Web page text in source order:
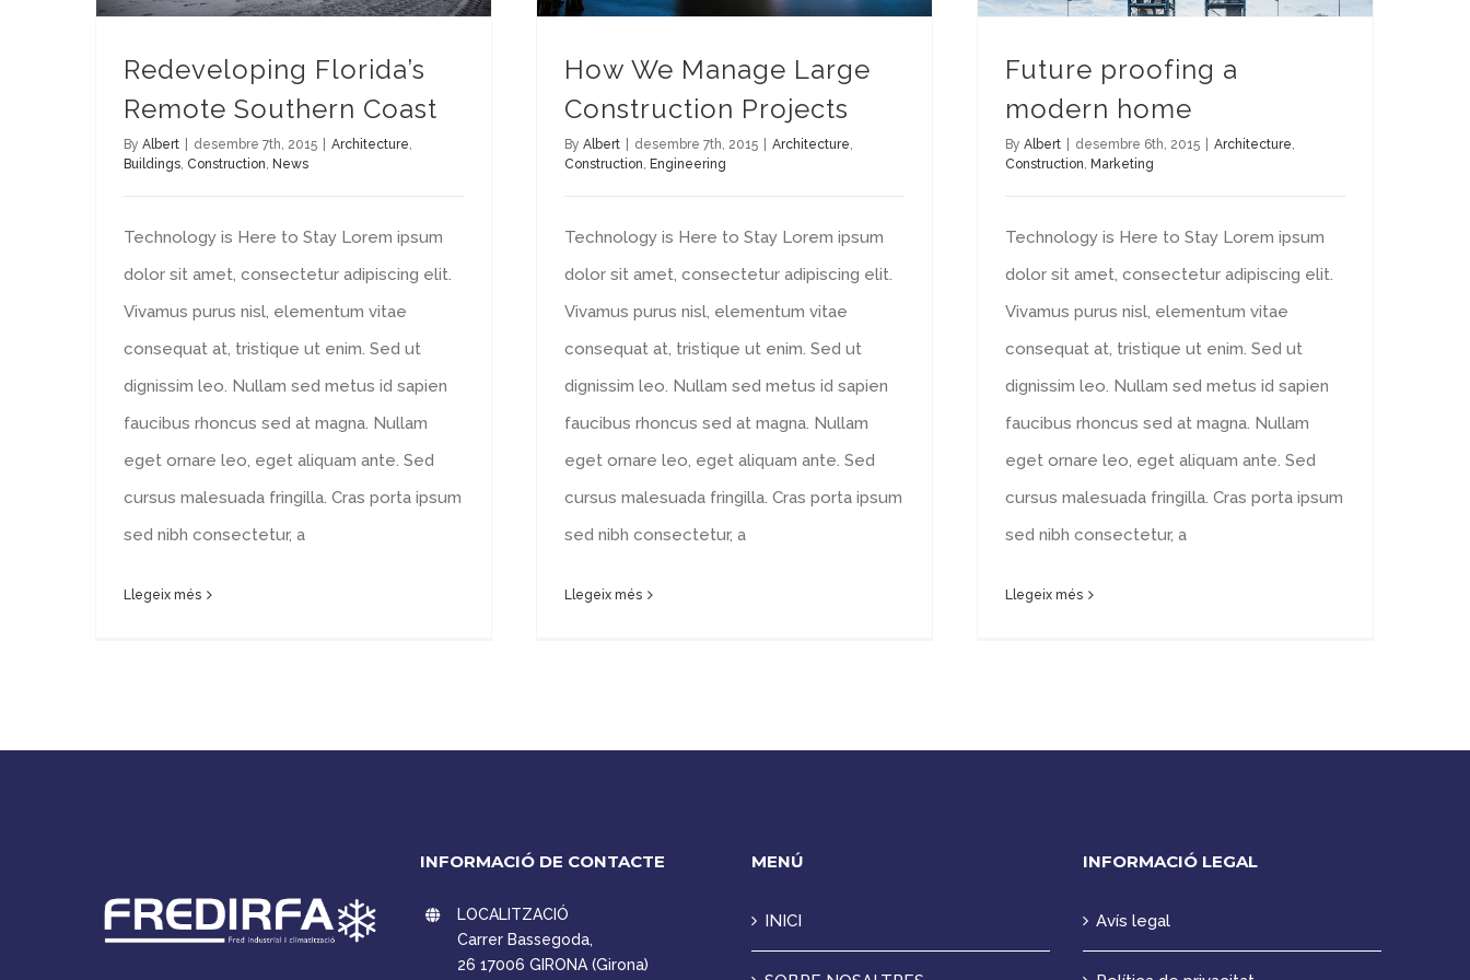
Redeveloping Florida’s
Remote Southern Coast
By Albert desembre 7th, 2015 Architecture,
Buildings, Construction, News
Technology is Here to Stay Lorem ipsum
dolor sit amet, consectetur adipiscing elit.
Vivamus purus nisl, elementum vitae
consequat at, tristique ut enim. Sed ut
dignissim leo. Nullam sed metus id sapien
faucibus rhoncus sed at magna. Nullam
eget ornare leo, eget aliquam ante. Sed
cursus malesuada fringilla. Cras porta ipsum
sed nibh consectetur, a
Llegeix més
How We Manage Large
Construction Projects
By Albert desembre 7th, 2015 Architecture,
Construction, Engineering
Technology is Here to Stay Lorem ipsum
dolor sit amet, consectetur adipiscing elit.
Vivamus purus nisl, elementum vitae
consequat at, tristique ut enim. Sed ut
dignissim leo. Nullam sed metus id sapien
faucibus rhoncus sed at magna. Nullam
eget ornare leo, eget aliquam ante. Sed
cursus malesuada fringilla. Cras porta ipsum
sed nibh consectetur, a
Llegeix més
Future proofing a
modern home
By Albert desembre 6th, 2015 Architecture,
Construction, Marketing
Technology is Here to Stay Lorem ipsum
dolor sit amet, consectetur adipiscing elit.
Vivamus purus nisl, elementum vitae
consequat at, tristique ut enim. Sed ut
dignissim leo. Nullam sed metus id sapien
faucibus rhoncus sed at magna. Nullam
eget ornare leo, eget aliquam ante. Sed
cursus malesuada fringilla. Cras porta ipsum
sed nibh consectetur, a
Llegeix més
INFORMACIÓ DE CONTACTE
LOCALITZACIÓ
Carrer Bassegoda,
26 17006 GIRONA (Girona)
MENÚ
INICI
INFORMACIÓ LEGAL
Avís legal